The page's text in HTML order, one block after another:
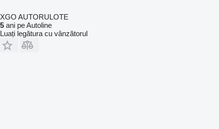
XGO AUTORULOTE
5 ani pe Autoline
Luați legătura cu vânzătorul